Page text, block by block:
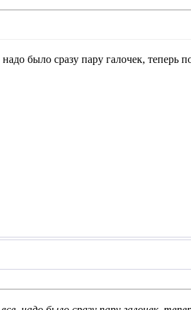
было сразу пару галочек, теперь